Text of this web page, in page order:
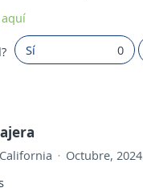
Sí 0
Octubre, 2024